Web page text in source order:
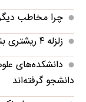
چرا مخاطب دیگر حوصله
زلزله ۴ ریشتری بندرلنگه را لرزاند
دانشکده‌های
دانشجو گرفته‌اند